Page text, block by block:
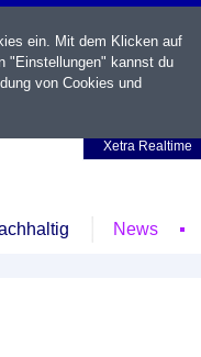
Xetra Realtime
News
ein. Mit dem Klicken auf
"Einstellungen" kannst du
von Cookies und